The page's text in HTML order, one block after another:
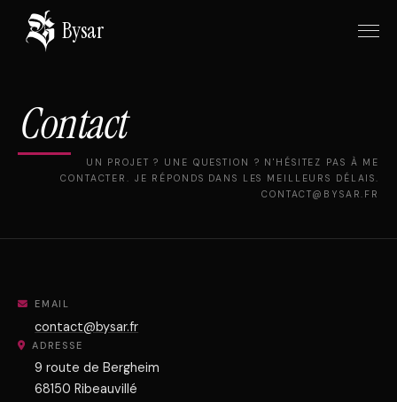
Bysar
Contact
UN PROJET ? UNE QUESTION ? N'HÉSITEZ PAS À ME
CONTACTER. JE RÉPONDS DANS LES MEILLEURS DÉLAIS.
CONTACT@BYSAR.FR
EMAIL
contact@bysar.fr
ADRESSE
9 route de Bergheim
68150 Ribeauvillé